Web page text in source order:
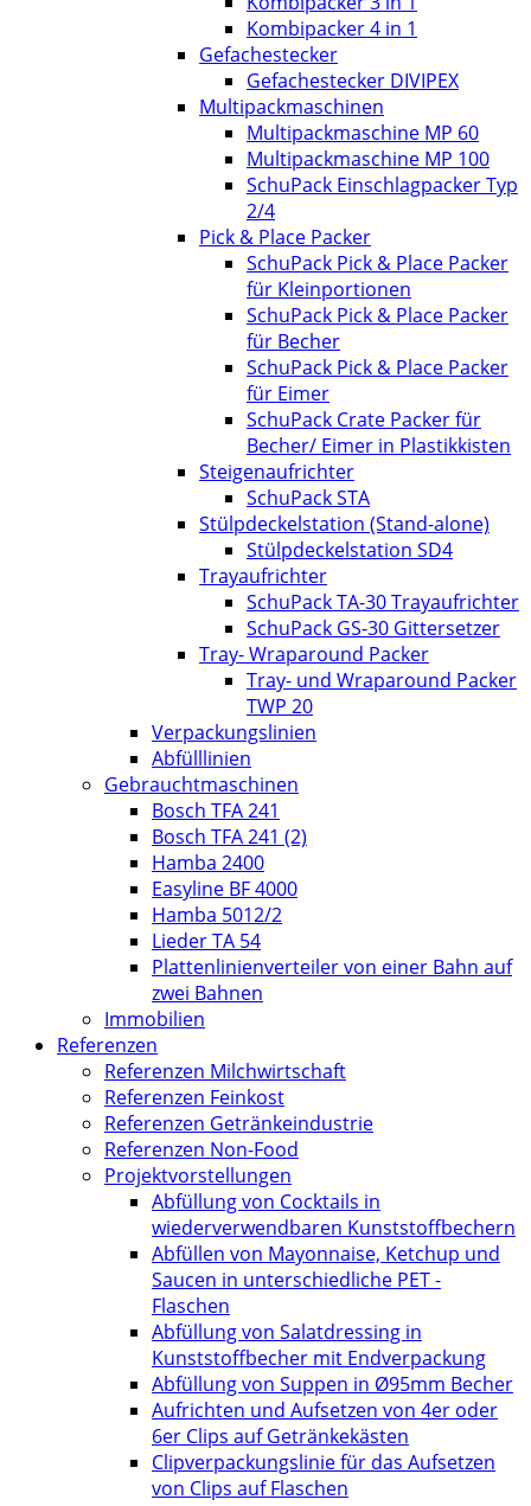
Kombipacker 4 in 1
Gefachestecker
Gefachestecker DIVIPEX
Multipackmaschinen
Multipackmaschine MP 60
Multipackmaschine MP 100
SchuPack Einschlagpacker Typ
2/4
Pick & Place Packer
SchuPack Pick & Place Packer
für Kleinportionen
SchuPack Pick & Place Packer
für Becher
SchuPack Pick & Place Packer
für Eimer
SchuPack Crate Packer für
Becher/ Eimer in Plastikkisten
Steigenaufrichter
SchuPack STA
Stülpdeckelstation (Stand-alone)
Stülpdeckelstation SD4
Trayaufrichter
SchuPack TA-30 Trayaufrichter
SchuPack GS-30 Gittersetzer
Tray- Wraparound Packer
Tray- und Wraparound Packer
TWP 20
Verpackungslinien
Abfülllinien
Gebrauchtmaschinen
Bosch TFA 241
Bosch TFA 241 (2)
Hamba 2400
Easyline BF 4000
Hamba 5012/2
Lieder TA 54
Plattenlinienverteiler von einer Bahn auf
zwei Bahnen
Immobilien
Referenzen
Referenzen Milchwirtschaft
Referenzen Feinkost
Referenzen Getränkeindustrie
Referenzen Non-Food
Projektvorstellungen
Abfüllung von Cocktails in
wiederverwendbaren Kunststoffbechern
Abfüllen von Mayonnaise, Ketchup und
Saucen in unterschiedliche PET -
Flaschen
Abfüllung von Salatdressing in
Kunststoffbecher mit Endverpackung
Abfüllung von Suppen in Ø95mm Becher
Aufrichten und Aufsetzen von 4er oder
6er Clips auf Getränkekästen
Clipverpackungslinie für das Aufsetzen
von Clips auf Flaschen